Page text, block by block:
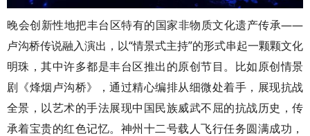
晚会创新性地把丰台区特有的国家非物质文化遗产传承——
卢沟桥传说融入演出，以“情景式主持”的形式串起一颗颗文化
明珠，其中许多都是丰台区推出的原创节目。比如原创情景
剧《烽烟卢沟桥》，通过精心编排从细微处着手，展现抗战
全景，以艺术的手法展现中国民族威武不屈的抗战历史，传
承着宝贵的红色记忆。神州十二号载人飞行任务圆满成功，